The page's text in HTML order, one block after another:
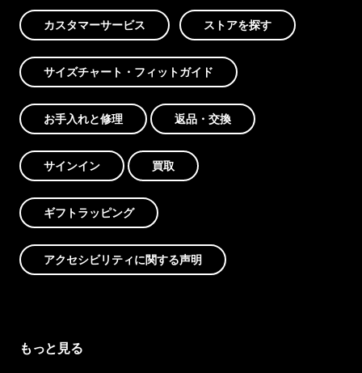
カスタマーサービス ストアを探す
サイズチャート・フィットガイド
お手入れと修理 返品・交換
サインイン 買取
ギフトラッピング
アクセシビリティに関する声明
もっと見る